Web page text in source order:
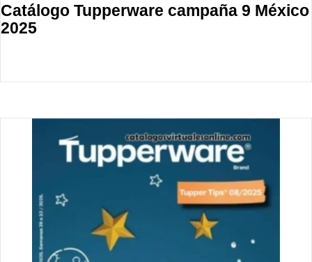
Catálogo Tupperware campaña 9 México
2025